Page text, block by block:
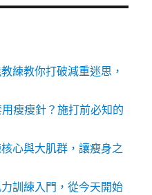
練教你打破減重迷思，
瘦瘦針？施打前必知的
心與大肌群，讓瘦身之
訓練入門，從今天開始